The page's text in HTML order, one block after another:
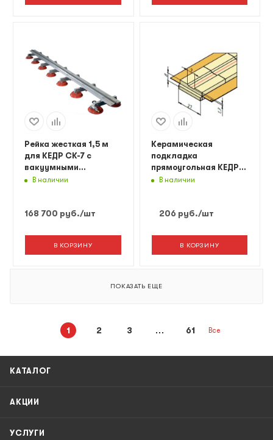
Рейка жесткая 1,5 м
для КЕДР СК-7 с
вакуумными
присосками
В наличии
168 700 руб./шт
В КОРЗИНУ
Керамическая
подкладка
прямоугольная КЕДР
КП-9Т (ширина 27 мм,
длина 600 мм)
В наличии
206 руб./шт
В КОРЗИНУ
ПОКАЗАТЬ ЕЩЕ
1 2 3 61 Все
КАТАЛОГ
АКЦИИ
УСЛУГИ